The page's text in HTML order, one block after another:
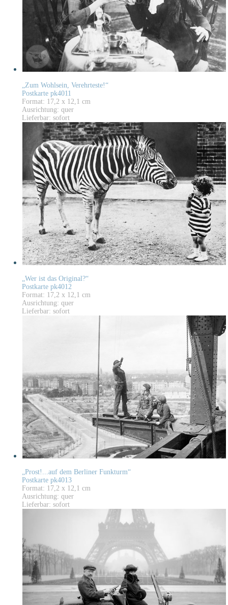
„Zum Wohlsein, Verehrteste!“
Postkarte pk4011
Format: 17,2 x 12,1 cm
Ausrichtung: quer
Lieferbar: sofort
„Wer ist das Original?“
Postkarte pk4012
Format: 17,2 x 12,1 cm
Ausrichtung: quer
Lieferbar: sofort
„Prost!...auf dem Berliner Funkturm“
Postkarte pk4013
Format: 17,2 x 12,1 cm
Ausrichtung: quer
Lieferbar: sofort